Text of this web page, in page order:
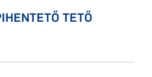
TETŐ